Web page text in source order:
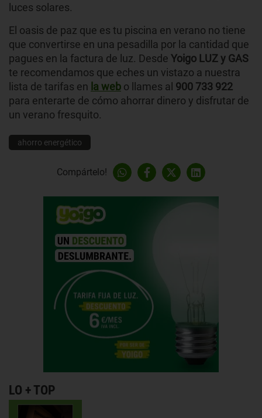
luces solares.
El oasis de paz que es tu piscina en verano no tiene
que convertirse en una pesadilla por la cantidad que
pagues en la factura de luz. Desde Yoigo LUZ y GAS
te recomendamos que eches un vistazo a nuestra
lista de tarifas en la web o llames al 900 733 922
para enterarte de cómo ahorrar dinero y disfrutar de
un verano fresquito.
ahorro energético
Compártelo!
LO + TOP